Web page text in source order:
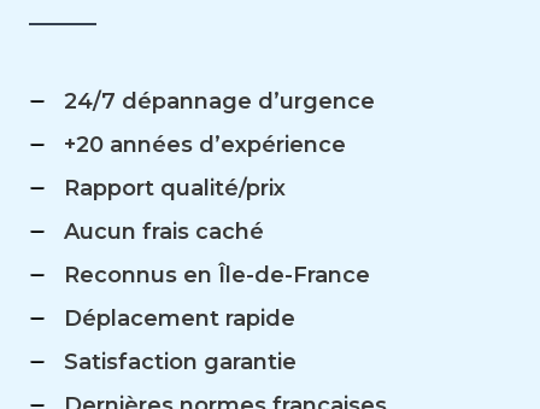
24/7 dépannage d’urgence
+20 années d’expérience
Rapport qualité/prix
Aucun frais caché
Reconnus en Île-de-France
Déplacement rapide
Satisfaction garantie